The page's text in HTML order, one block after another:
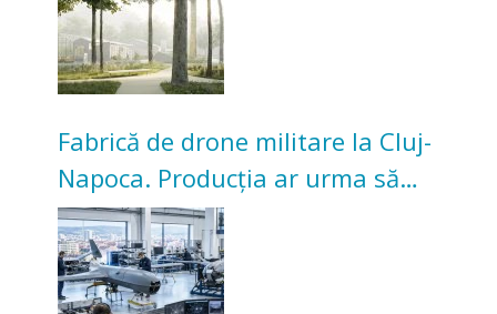
Fabrică de drone militare la Cluj-
Napoca. Producția ar urma să
înceapă în toamna acestui an